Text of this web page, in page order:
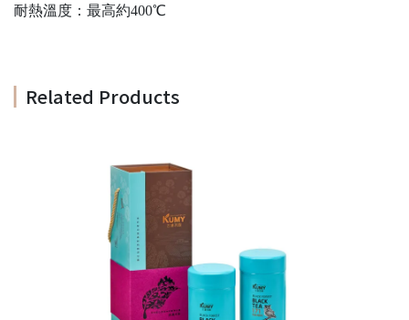
耐熱溫度：最高約400℃
Related Products